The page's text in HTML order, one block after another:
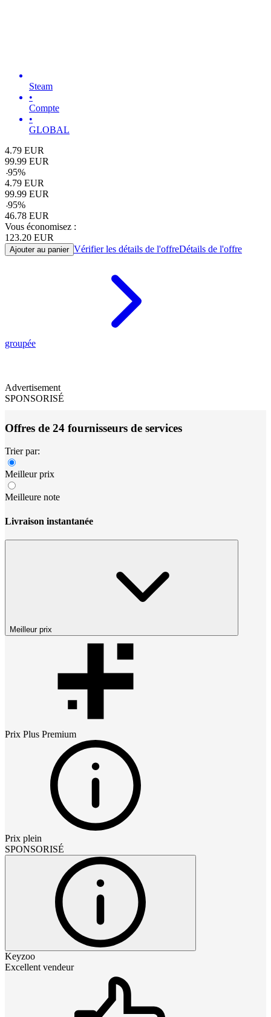
Steam
•
Compte
•
GLOBAL
4.79 EUR
99.99 EUR
-95%
4.79 EUR
99.99 EUR
-95%
46.78 EUR
Vous économisez :
123.20 EUR
Ajouter au panier Vérifier les détails de l'offreDétails de l'offre
groupée
Advertisement
SPONSORISÉ
Offres de 24 fournisseurs de services
Trier par:
Meilleur prix
Meilleure note
Livraison instantanée
Meilleur prix
Prix Plus Premium
Prix plein
SPONSORISÉ
Keyzoo
Excellent vendeur